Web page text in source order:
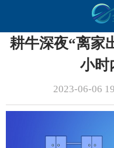
耕牛深夜“离家
小时
2023-06-06